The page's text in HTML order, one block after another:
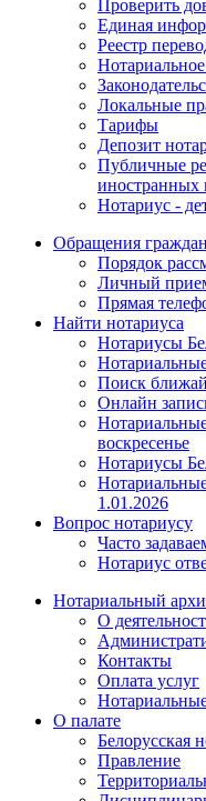
Проверить
Единая
Реестр
Локальные
Тарифы
Депозит
Публичные
иностранных
Нотариус -
Обращения
Порядок
Личный
Прямая
Найти нотариуса
Нотариусы
Поиск
Онлайн
воскресенье
Нотариусы
1.01.2026
Вопрос нотариусу
Часто
Нотариус
Нотариальный
О
Контакты
Оплата услуг
О палате
Белорусская
Правление